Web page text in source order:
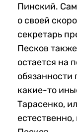
Пинский.
о своей
секретарь
Песков
остается на
обязанности
какие-то
Тарасенко,